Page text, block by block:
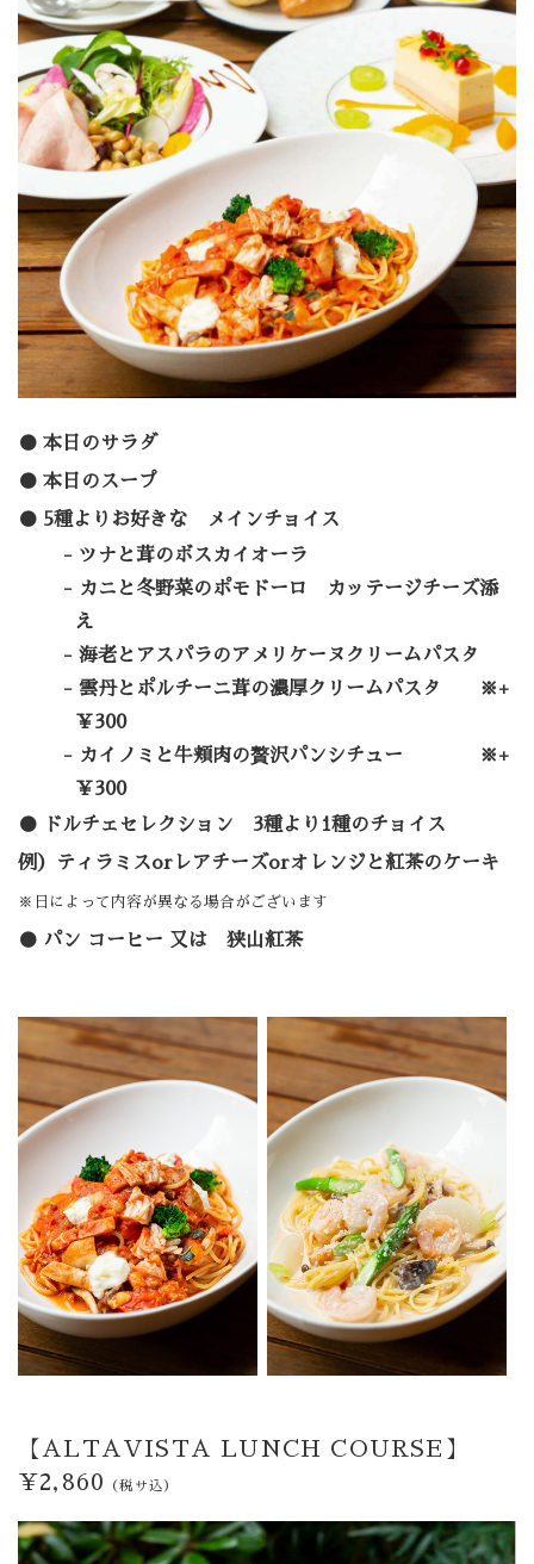
Facebook Wedding Restaurant Youtube
本日のサラダ
本日のスープ
5種よりお好きな メインチョイス
ツナと茸のボスカイオーラ
カニと冬野菜のポモドーロ カッテージチーズ添
え
海老とアスパラのアメリケーヌクリームパスタ
雲丹とポルチーニ茸の濃厚クリームパスタ ※+
￥300
カイノミと牛頬肉の贅沢パンシチュー ※+
￥300
ドルチェセレクション 3種より1種のチョイス
例）ティラミスorレアチーズorオレンジと紅茶のケーキ
※日によって内容が異なる場合がございます
パン コーヒー 又は 狭山紅茶
【ALTAVISTA LUNCH COURSE】
¥2,860
（税サ込）